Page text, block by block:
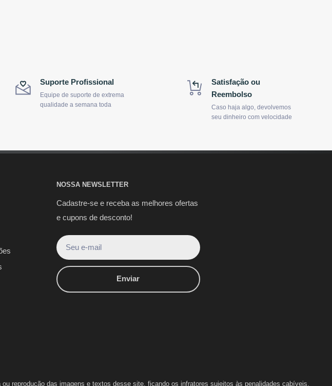
Suporte Profissional
Equipe de suporte de extrema
qualidade a semana toda
Satisfação ou
Reembolso
Caso haja algo, devolvemos
seu dinheiro com velocidade
NOSSA NEWSLETTER
Cadastre-se e receba as melhores ofertas
e cupons de desconto!
Seu e-mail
Enviar
reprodução das imagens e textos desse site, ficando os infratores sujeitos às penalidades cabíveis.